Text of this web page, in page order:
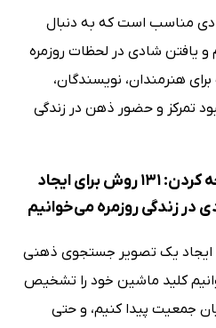
مناسب است که به دنبال
و یافتن شادی در لحظات روزمره
هنرمندان، نویسندگان،
تمرکز و حضور ذهن در زندگی
در بخشی از کتاب هنر توجه کردن: 131 روش برای ایجاد
در زندگی روزمره می‌خوانیم
یک تصویر جستجوی ذهنی
کلید ماشین خود را تشخیص
جمعیت پیدا کنیم، و حتی